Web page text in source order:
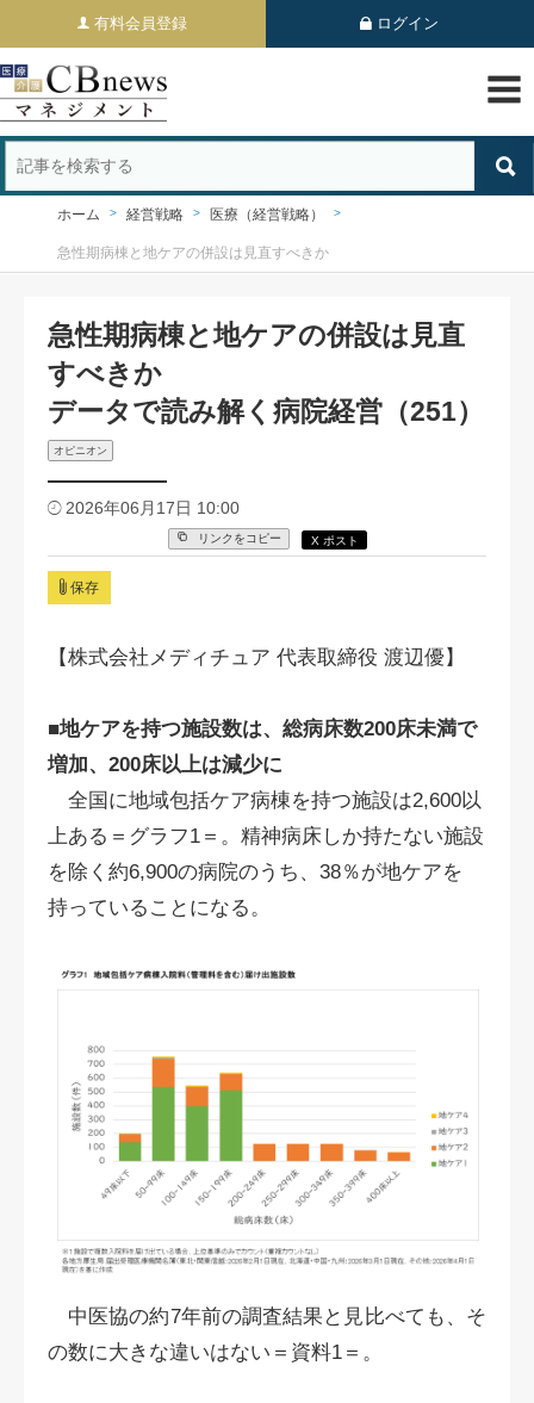
有料会員登録 ログイン
ホーム 経営戦略 医療（経営戦略）
急性期病棟と地ケアの併設は見直すべきか
急性期病棟と地ケアの併設は見直
すべきか
データで読み解く病院経営（251）
オピニオン
2026年06月17日 10:00
リンクをコピー X ポスト
保存
【株式会社メディチュア 代表取締役 渡辺優】
■地ケアを持つ施設数は、総病床数200床未満で
増加、200床以上は減少に
全国に地域包括ケア病棟を持つ施設は2,600以
上ある＝グラフ1＝。精神病床しか持たない施設
を除く約6,900の病院のうち、38％が地ケアを
持っていることになる。
中医協の約7年前の調査結果と見比べても、そ
の数に大きな違いはない＝資料1＝。